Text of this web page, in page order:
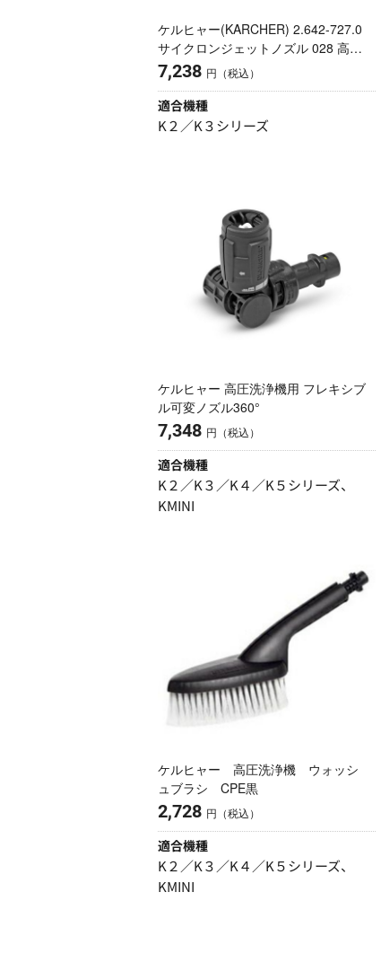
ケルヒャー(KARCHER) 2.642-727.0
サイクロンジェットノズル 028 高圧
洗浄機用
7,238 円（税込）
適合機種
K２／K３シリーズ
ケルヒャー 高圧洗浄機用 フレキシブ
ル可変ノズル360°
7,348 円（税込）
適合機種
K２／K３／K４／K５シリーズ、
KMINI
ケルヒャー 高圧洗浄機 ウォッシ
ュブラシ CPE黒
2,728 円（税込）
適合機種
K２／K３／K４／K５シリーズ、
KMINI